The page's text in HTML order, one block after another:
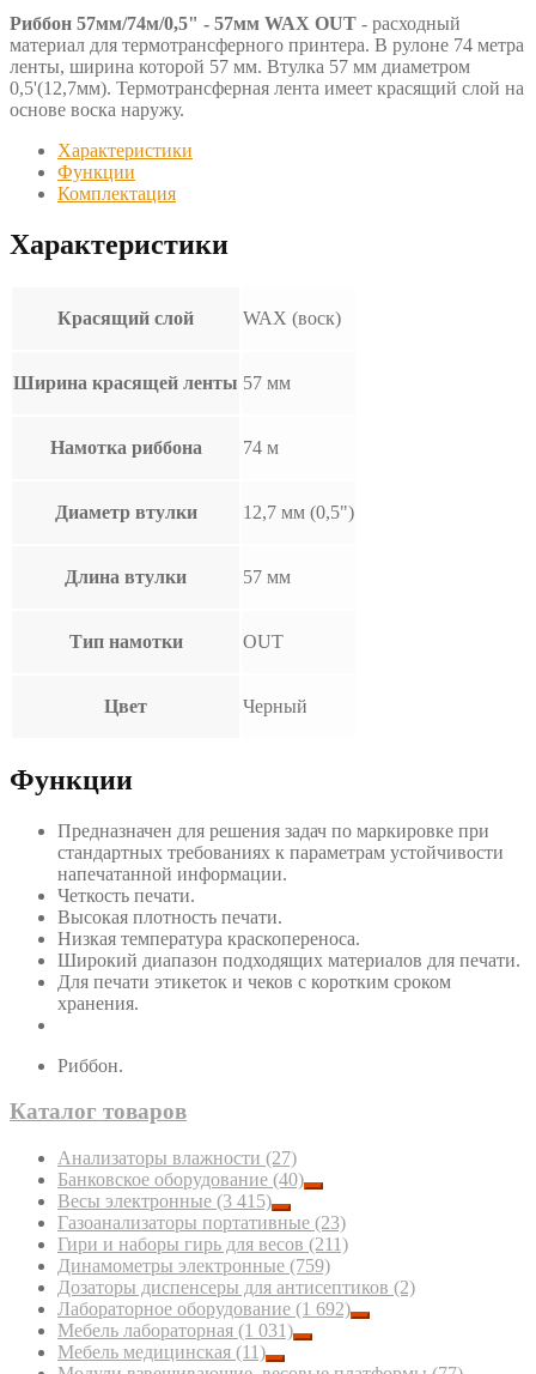
Риббон 57мм/74м/0,5" - 57мм WAX OUT - расходный
материал для термотрансферного принтера. В рулоне 74 метра
ленты, ширина которой 57 мм. Втулка 57 мм диаметром
0,5'(12,7мм). Термотрансферная лента имеет красящий слой на
основе воска наружу.
Характеристики
Функции
Комплектация
Характеристики
Красящий слой WAX (воск)
Ширина красящей ленты 57 мм
Намотка риббона 74 м
Диаметр втулки 12,7 мм (0,5")
Длина втулки 57 мм
Тип намотки OUT
Цвет Черный
Функции
Предназначен для решения задач по маркировке при
стандартных требованиях к параметрам устойчивости
напечатанной информации.
Четкость печати.
Высокая плотность печати.
Низкая температура краскопереноса.
Широкий диапазон подходящих материалов для печати.
Для печати этикеток и чеков с коротким сроком
хранения.
Риббон.
Каталог товаров
Анализаторы влажности (27)
Банковское оборудование (40)
Весы электронные (3 415)
Газоанализаторы портативные (23)
Гири и наборы гирь для весов (211)
Динамометры электронные (759)
Дозаторы диспенсеры для антисептиков (2)
Лабораторное оборудование (1 692)
Мебель лабораторная (1 031)
Мебель медицинская (11)